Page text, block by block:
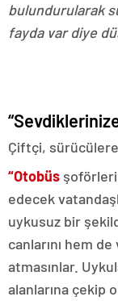
bulundurularak
fayda var diye
Çiftçi, sürücülere
“Otobüs
edecek
uykusuz bir
canlarını hem de
atmasınlar.
alanlarına çekip